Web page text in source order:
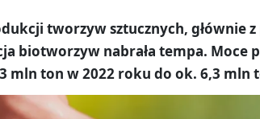
tworzyw sztucznych, głównie
biotworzyw nabrała tempa. Moce
mln ton w 2022 roku do ok. 6,3 mln